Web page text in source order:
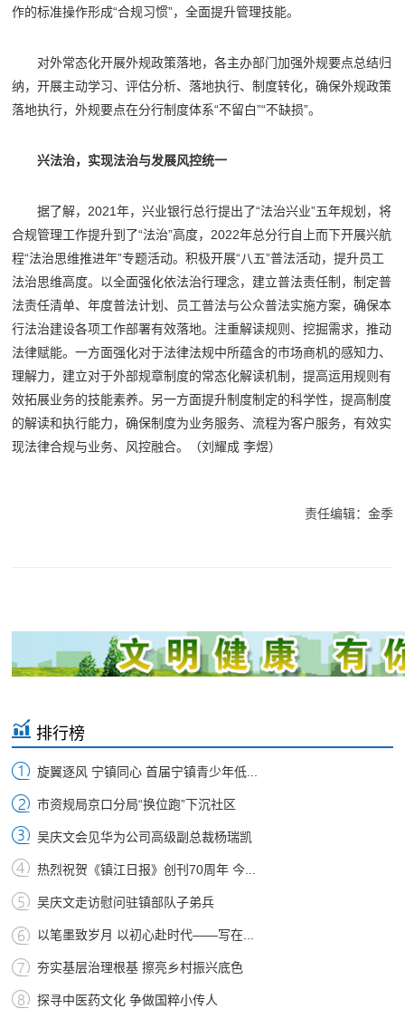
作的标准操作形成“合规习惯”，全面提升管理技能。
对外常态化开展外规政策落地，各主办部门加强外规要点总结归
纳，开展主动学习、评估分析、落地执行、制度转化，确保外规政策
落地执行，外规要点在分行制度体系“不留白”“不缺损”。
兴法治，实现法治与发展风控统一
据了解，2021年，兴业银行总行提出了“法治兴业”五年规划，将
合规管理工作提升到了“法治”高度，2022年总分行自上而下开展兴航
程“法治思维推进年”专题活动。积极开展“八五”普法活动，提升员工
法治思维高度。以全面强化依法治行理念，建立普法责任制，制定普
法责任清单、年度普法计划、员工普法与公众普法实施方案，确保本
行法治建设各项工作部署有效落地。注重解读规则、挖掘需求，推动
法律赋能。一方面强化对于法律法规中所蕴含的市场商机的感知力、
理解力，建立对于外部规章制度的常态化解读机制，提高运用规则有
效拓展业务的技能素养。另一方面提升制度制定的科学性，提高制度
的解读和执行能力，确保制度为业务服务、流程为客户服务，有效实
现法律合规与业务、风控融合。（刘耀成 李煜）
责任编辑：金季
排行榜
旋翼逐风 宁镇同心 首届宁镇青少年低...
市资规局京口分局“换位跑”下沉社区
吴庆文会见华为公司高级副总裁杨瑞凯
热烈祝贺《镇江日报》创刊70周年 今...
吴庆文走访慰问驻镇部队子弟兵
以笔墨致岁月 以初心赴时代——写在...
夯实基层治理根基 擦亮乡村振兴底色
探寻中医药文化 争做国粹小传人